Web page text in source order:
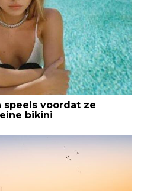
speels voordat ze
bikini